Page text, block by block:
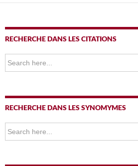
RECHERCHE DANS LES CITATIONS
Search
for:
RECHERCHE DANS LES SYNOMYMES
Search
for: